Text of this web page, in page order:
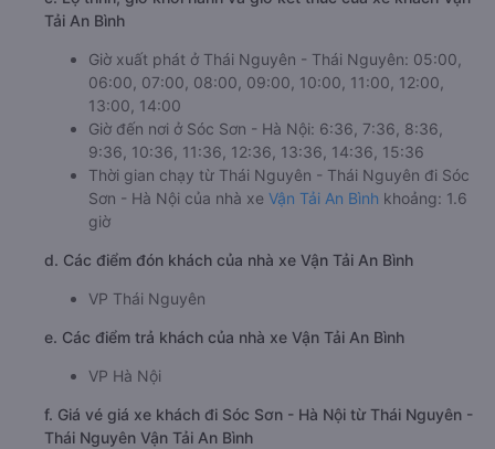
Tải An Bình
Giờ xuất phát ở Thái Nguyên - Thái Nguyên: 05:00,
06:00, 07:00, 08:00, 09:00, 10:00, 11:00, 12:00,
13:00, 14:00
Giờ đến nơi ở Sóc Sơn - Hà Nội: 6:36, 7:36, 8:36,
9:36, 10:36, 11:36, 12:36, 13:36, 14:36, 15:36
Thời gian chạy từ Thái Nguyên - Thái Nguyên đi Sóc
Sơn - Hà Nội của nhà xe Vận Tải An Bình khoảng: 1.6
giờ
d. Các điểm đón khách của nhà xe Vận Tải An Bình
VP Thái Nguyên
e. Các điểm trả khách của nhà xe Vận Tải An Bình
VP Hà Nội
f. Giá vé giá xe khách đi Sóc Sơn - Hà Nội từ Thái Nguyên -
Thái Nguyên Vận Tải An Bình